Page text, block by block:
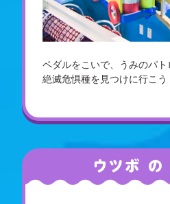
ペダルをこいで、うみのパト
絶滅危惧種を見つけに行こう